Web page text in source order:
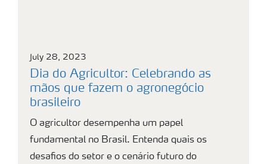
July 28, 2023
Dia do Agricultor: Celebrando as
mãos que fazem o agronegócio
brasileiro
O agricultor desempenha um papel
fundamental no Brasil. Entenda quais os
desafios do setor e o cenário futuro do